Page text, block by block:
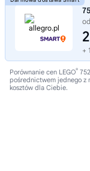
od
+
Porównanie cen LEGO®
pośrednictwem jednego z
kosztów dla Ciebie.